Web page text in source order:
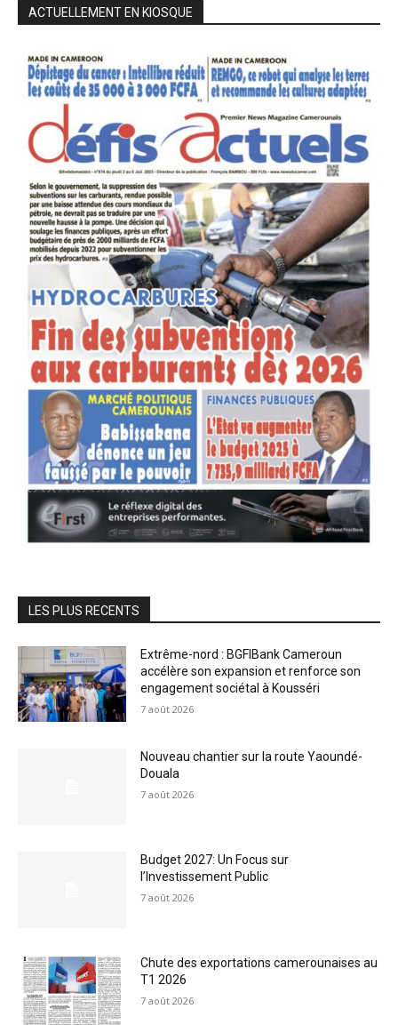
ACTUELLEMENT EN KIOSQUE
LES PLUS RECENTS
Extrême-nord : BGFIBank Cameroun
accélère son expansion et renforce son
engagement sociétal à Kousséri
7 août 2026
Nouveau chantier sur la route Yaoundé-
Douala
7 août 2026
Budget 2027: Un Focus sur
l’Investissement Public
7 août 2026
Chute des exportations camerounaises au
T1 2026
7 août 2026